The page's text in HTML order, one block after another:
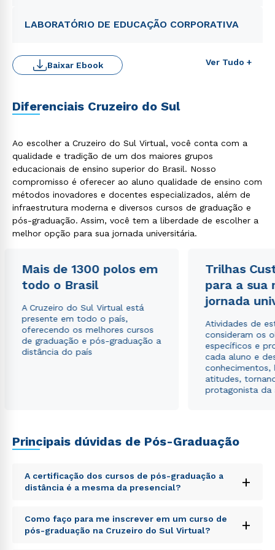
LABORATÓRIO DE EDUCAÇÃO CORPORATIVA
Ver Tudo +
Baixar Ebook
Diferenciais Cruzeiro do Sul
Ao escolher a Cruzeiro do Sul Virtual, você conta com a
qualidade e tradição de um dos maiores grupos
educacionais de ensino superior do Brasil. Nosso
compromisso é oferecer ao aluno qualidade de ensino com
métodos inovadores e docentes especializados, além de
infraestrutura moderna e diversos cursos de graduação e
pós-graduação. Assim, você tem a liberdade de escolher a
melhor opção para sua jornada universitária.
Mais de 1300 polos em
todo o Brasil
A Cruzeiro do Sul Virtual está
presente em todo o país,
oferecendo os melhores cursos
de graduação e pós-graduação a
distância do país
Trilhas
para a sua
jornada
Atividades de
consideram os
específicos e
cada aluno e
conhecimentos,
atitudes,
protagonista da
Principais dúvidas de Pós-Graduação
A certificação dos cursos de pós-graduação a
distância é a mesma da presencial?
+
Sed ut perspiciatis unde omnis iste natus error sit
voluptatem accusantium doloremque laudantium,
totam rem aperiam, eaque ipsa quae ab illo inventore
Como faço para me inscrever em um curso de
pós-graduação na Cruzeiro do Sul Virtual?
+
ou
envio de conteúdos da Cruzeiro do Sul.